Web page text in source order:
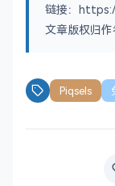
链接：
文章版权归作
Piqsels